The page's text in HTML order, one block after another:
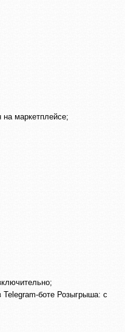
маркетплейсе;
боте Розыгрыша: с